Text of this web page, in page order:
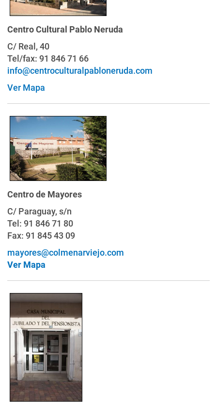
Centro Cultural Pablo Neruda
C/ Real, 40
Tel/fax: 91 846 71 66
info@centroculturalpabloneruda.com
Ver Mapa
Centro de Mayores
C/ Paraguay, s/n
Tel: 91 846 71 80
Fax: 91 845 43 09
mayores@colmenarviejo.com
Ver Mapa